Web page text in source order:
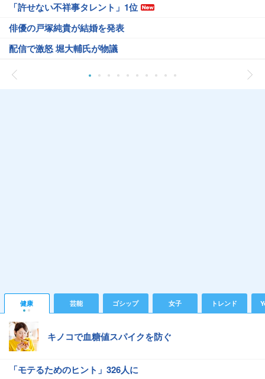
「許せない不祥事タレント」1位
俳優の戸塚純貴が結婚を発表
配信で激怒 堀大輔氏が物議
健康 芸能 ゴシップ 女子 トレンド
キノコで血糖値スパイクを防ぐ
「モテるためのヒント」326人に